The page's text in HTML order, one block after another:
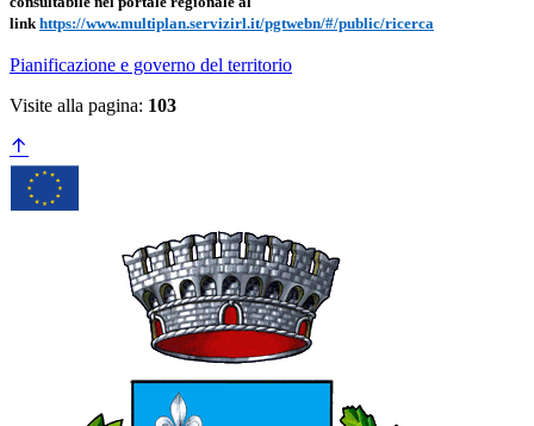
linkhttps://www.multiplan.servizirl.it/pgtwebn/#/public/ricerca
Pianificazione e governo del territorio
Visite alla pagina: 103